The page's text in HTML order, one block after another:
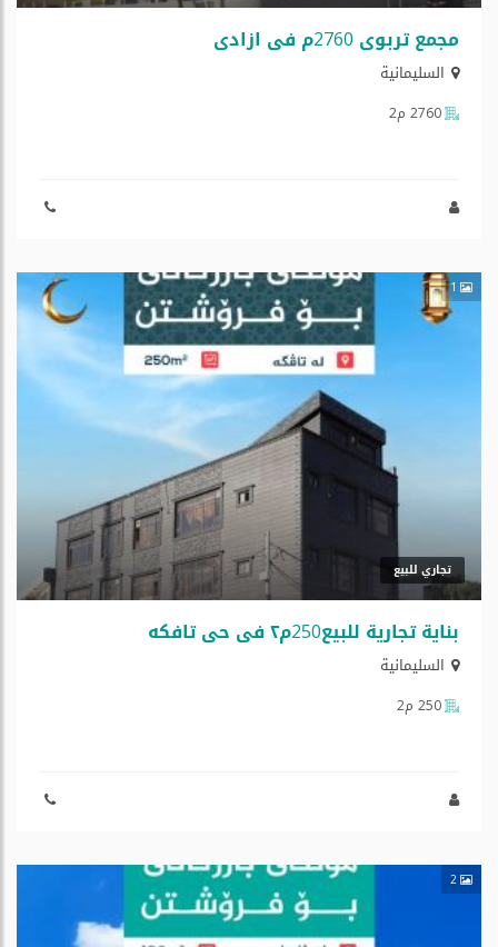
مجمع تربوي 2760م في ازادي
السليمانية
2760 م2
1
تجاري للبيع
بناية تجارية للبيع250م٢ في حي تافكه
السليمانية
250 م2
2